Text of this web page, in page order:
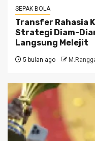
SEPAK BOLA
Transfer Rahasia
Strategi Diam-
Langsung Melejit
5 bulan ago